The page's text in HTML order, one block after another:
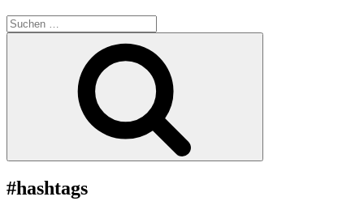
Suche
nach:
#hashtags